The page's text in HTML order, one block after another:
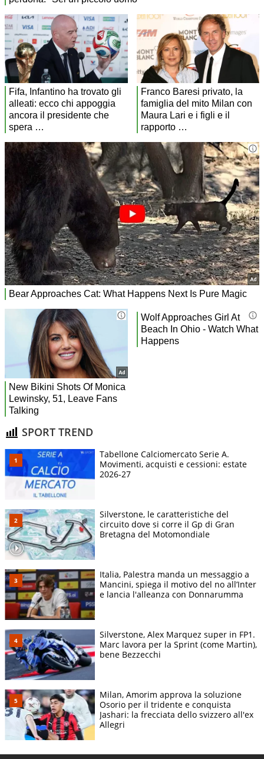
SPORT TREND
Tabellone Calciomercato Serie A.
Movimenti, acquisti e cessioni: estate
2026-27
Silverstone, le caratteristiche del
circuito dove si corre il Gp di Gran
Bretagna del Motomondiale
Italia, Palestra manda un messaggio a
Mancini, spiega il motivo del no all’Inter
e lancia l'alleanza con Donnarumma
Silverstone, Alex Marquez super in FP1.
Marc lavora per la Sprint (come Martin),
bene Bezzecchi
Milan, Amorim approva la soluzione
Osorio per il tridente e conquista
Jashari: la frecciata dello svizzero all'ex
Allegri